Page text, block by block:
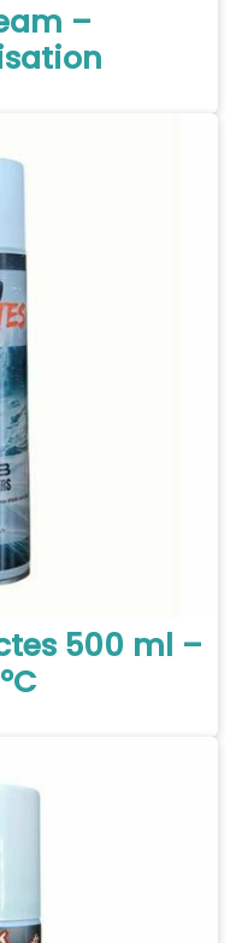
–
500 ml –